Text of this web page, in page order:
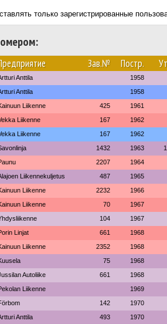
только зарегистрированные
Зав.№ Постр.
Anttila 1958
Anttila 1958
Liikenne 425 1961
Liikenne 167 1962
Liikenne 167 1962
1432 1963
2207 1964
Liikennekuljetus 487 1965
Liikenne 2232 1966
Liikenne 70 1967
104 1967
Linjat 661 1968
Liikenne 2352 1968
75 1968
Autoliike 661 1968
Liikenne 1969
142 1970
Anttila 493 1970